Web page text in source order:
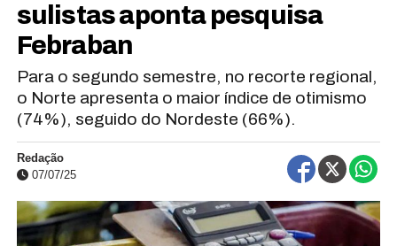
sulistas aponta pesquisa
Febraban
Para o segundo semestre, no recorte regional,
o Norte apresenta o maior índice de otimismo
(74%), seguido do Nordeste (66%).
Redação
07/07/25